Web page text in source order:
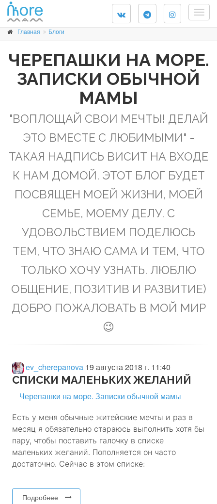
Главная Блоги
ЧЕРЕПАШКИ НА МОРЕ.
ЗАПИСКИ ОБЫЧНОЙ
МАМЫ
"ВОПЛОЩАЙ СВОИ МЕЧТЫ! ДЕЛАЙ
ЭТО ВМЕСТЕ С ЛЮБИМЫМИ" -
ТАКАЯ НАДПИСЬ ВИСИТ НА ВХОДЕ
К НАМ ДОМОЙ. ЭТОТ БЛОГ БУДЕТ
ПОСВЯЩЕН МОЕЙ ЖИЗНИ, МОЕЙ
СЕМЬЕ, МОЕМУ ДЕЛУ. С
УДОВОЛЬСТВИЕМ ПОДЕЛЮСЬ
ТЕМ, ЧТО ЗНАЮ САМА И ТЕМ, ЧТО
ТОЛЬКО ХОЧУ УЗНАТЬ. ЛЮБЛЮ
ОБЩЕНИЕ, ПОЗИТИВ И РАЗВИТИЕ)
ДОБРО ПОЖАЛОВАТЬ В МОЙ МИР
😉
ev_cherepanova 19 августа 2018 г. 11:40
СПИСКИ МАЛЕНЬКИХ ЖЕЛАНИЙ
Черепашки на море. Записки обычной мамы
Есть у меня обычные житейские мечты и раз в
месяц я обязательно стараюсь выполнить хотя бы
пару, чтобы поставить галочку в списке
маленьких желаний. Пополняется он часто
достаточно. Сейчас в этом списке:
Подробнее